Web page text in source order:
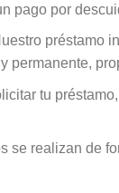
pago por
préstamo
permanente,
tu
se realizan de